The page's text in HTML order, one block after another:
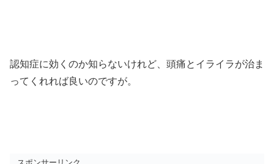
認知症に効くのか知らないけれど、頭痛とイライラが治ま
ってくれれば良いのですが。